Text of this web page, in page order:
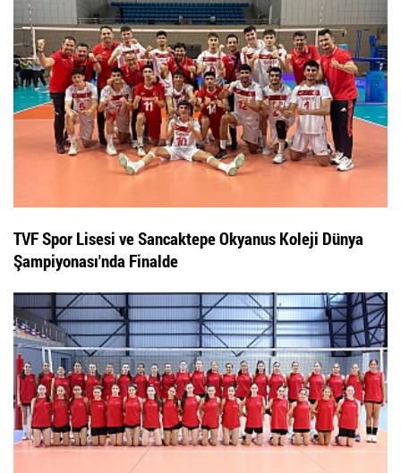
TVF Spor Lisesi ve Sancaktepe Okyanus Koleji Dünya
Şampiyonası'nda Finalde